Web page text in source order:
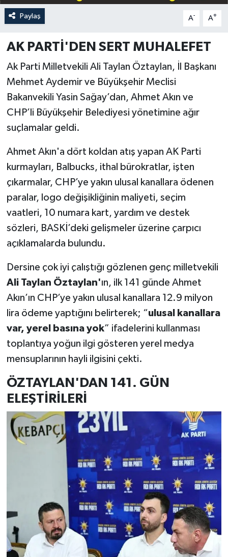
Paylaş A- A+
AK PARTİ'DEN SERT MUHALEFET
Ak Parti Milletvekili Ali Taylan Öztaylan, İl Başkanı
Mehmet Aydemir ve Büyükşehir Meclisi
Bakanvekili Yasin Sağay’dan, Ahmet Akın ve
CHP’li Büyükşehir Belediyesi yönetimine ağır
suçlamalar geldi.
Ahmet Akın'a dört koldan atış yapan AK Parti
kurmayları, Balbucks, ithal bürokratlar, işten
çıkarmalar, CHP’ye yakın ulusal kanallara ödenen
paralar, logo değişikliğinin maliyeti, seçim
vaatleri, 10 numara kart, yardım ve destek
sözleri, BASKİ’deki gelişmeler üzerine çarpıcı
açıklamalarda bulundu.
Dersine çok iyi çalıştığı gözlenen genç milletvekili
Ali Taylan Öztaylan'ın, ilk 141 günde Ahmet
Akın’ın CHP’ye yakın ulusal kanallara 12.9 milyon
lira ödeme yaptığını belirterek; “ulusal kanallara
var, yerel basına yok” ifadelerini kullanması
toplantıya yoğun ilgi gösteren yerel medya
mensuplarının hayli ilgisini çekti.
ÖZTAYLAN'DAN 141. GÜN
ELEŞTİRİLERİ